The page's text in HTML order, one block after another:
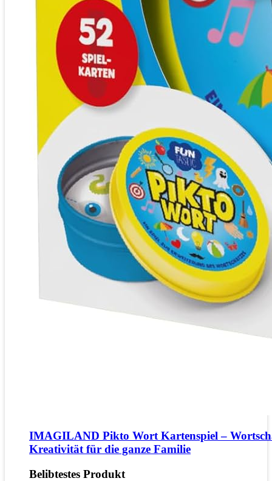
IMAGILAND Pikto Wort Kartenspiel –
Kreativität für die ganze Familie
Belibtestes Produkt